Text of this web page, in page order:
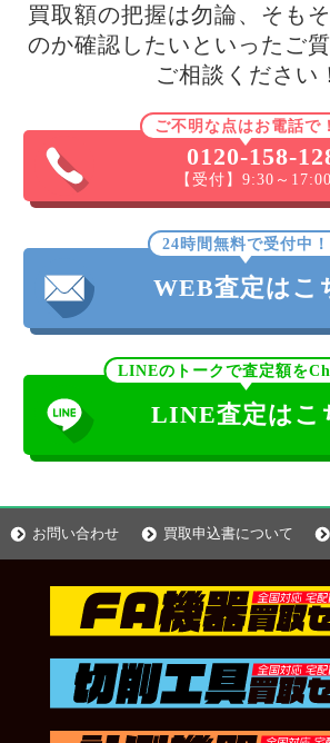
買取額の把握は勿論、そも
のか確認したいといったご
ご相談ください！
ご不明な点はお電話で！
0120-158-
【受付】9:30～17:00
24時間無料で受付中！
WEB査定はこ
LINEのトークで査定額を
LINE査定はこ
お問い合わせ 買取申込書について